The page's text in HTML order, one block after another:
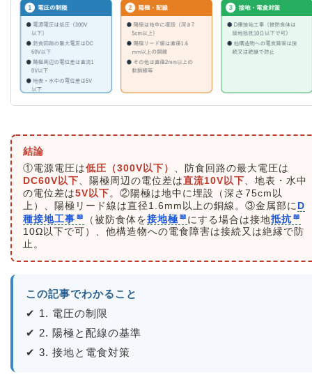
結論
①電源電圧は低圧（300V以下）
、防食回路の最大電圧は
DC60V以下 、陽極周辺の電位差は直流10V以下 、地表・水中
の電位差は5V以下 。②陽極は地中に埋設（深さ75cm以
上）、陽極リード線は直径1.6mm以上の銅線。③金属部に D
種接地工事
（被防食体を接地極 にする場合は接地抵抗
10Ω以下で可）、他構造物への電食障害は接続又は絶縁で防
止。
この記事でわかること
✔ 1. 電圧の制限
✔ 2. 陽極と配線の基準
✔ 3. 接地と電食対策